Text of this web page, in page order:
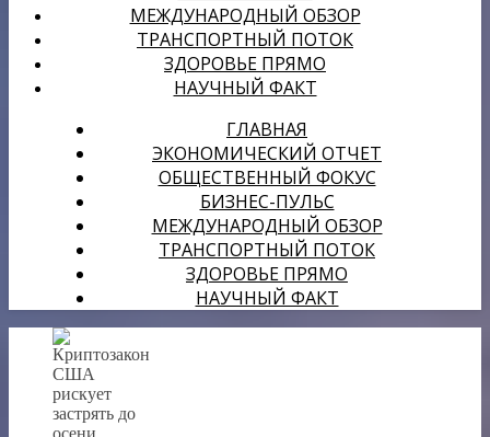
МЕЖДУНАРОДНЫЙ ОБЗОР
ТРАНСПОРТНЫЙ ПОТОК
ЗДОРОВЬЕ ПРЯМО
НАУЧНЫЙ ФАКТ
ГЛАВНАЯ
ЭКОНОМИЧЕСКИЙ ОТЧЕТ
ОБЩЕСТВЕННЫЙ ФОКУС
БИЗНЕС-ПУЛЬС
МЕЖДУНАРОДНЫЙ ОБЗОР
ТРАНСПОРТНЫЙ ПОТОК
ЗДОРОВЬЕ ПРЯМО
НАУЧНЫЙ ФАКТ